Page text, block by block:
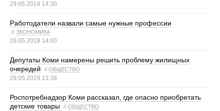
29.05.2019 14:30
Работодатели назвали самые нужные профессии
// ЭКОНОМИКА
29.05.2019 14:00
Депутаты Коми намерены решить проблему жилищных
очередей
// ОБЩЕСТВО
29.05.2019 13:38
Роспотребнадзор Коми рассказал, где опасно приобретать
детские товары // ОБЩЕСТВО